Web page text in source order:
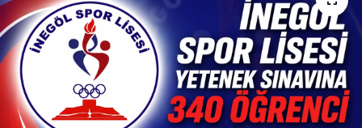
Sağlık
Siyaset
Teknoloji